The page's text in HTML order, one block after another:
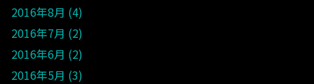
2016年8月 4
2016年7月 2
2016年6月 2
2016年5月 3